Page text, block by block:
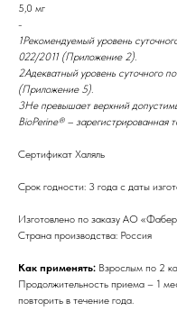
5,0 мг
-
1Рекомендуемый уровень
022/2011 (Приложение 2).
2Адекватный уровень суточного
(Приложение 5).
3Не превышает верхний
BioPerine® – зарегистрированная
Сертификат Халяль
Срок годности: 3 года с даты
Изготовлено по заказу АО
Страна производства: Россия
Как применять: Взрослым по 2
Продолжительность приема – 1
повторить в течение года.